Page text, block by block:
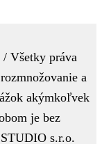
Všetky práva
a
akýmkoľvek
je bez
s.r.o.